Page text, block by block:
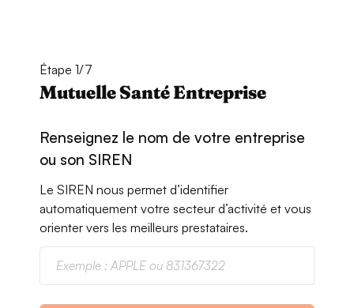
Étape 1/7
Mutuelle Santé Entreprise
Renseignez le nom de votre entreprise
ou son SIREN
Le SIREN nous permet d’identifier
automatiquement votre secteur d’activité et vous
orienter vers les meilleurs prestataires.